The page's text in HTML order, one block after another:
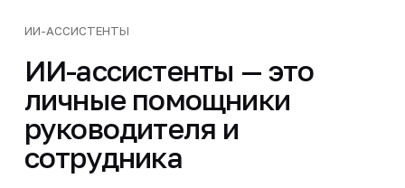
ИИ-АССИСТЕНТЫ
ИИ-ассистенты — это
личные помощники
руководителя и
сотрудника